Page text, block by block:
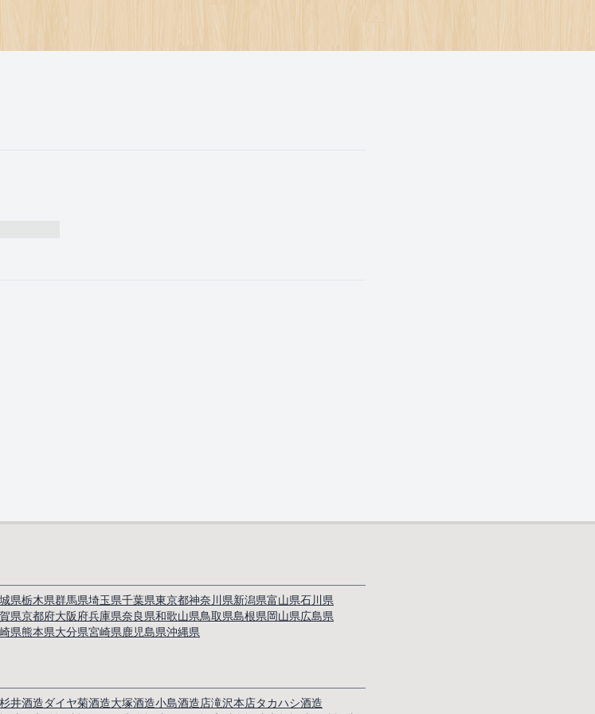
県栃木県群馬県埼玉県千葉県東京都神奈川県新潟県富山県石川県
県京都府大阪府兵庫県奈良県和歌山県鳥取県島根県岡山県広島県
県熊本県大分県宮崎県鹿児島県沖縄県
杉井酒造ダイヤ菊酒造大塚酒造小島酒造店滝沢本店タカハシ酒造